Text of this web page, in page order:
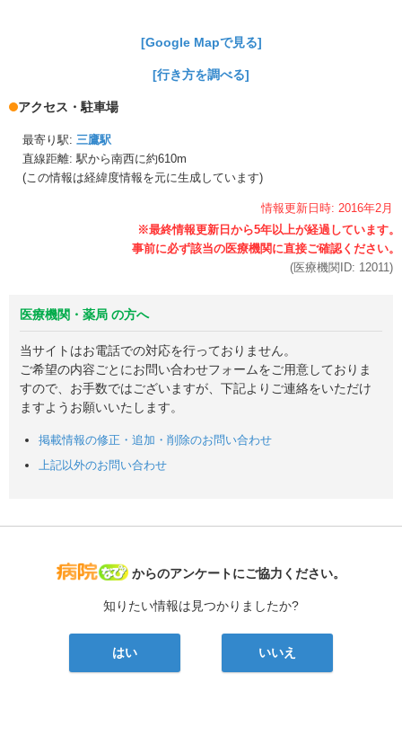
[Google Mapで見る]
[行き方を調べる]
アクセス・駐車場
最寄り駅: 三鷹駅
直線距離: 駅から南西に約610m
(この情報は経緯度情報を元に生成しています)
情報更新日時: 2016年2月
(医療機関ID: 12011 )
医療機関・薬局 の方へ
当サイトはお電話での対応を行っておりません。
ご希望の内容ごとにお問い合わせフォームをご用意しておりま
すので、お手数ではございますが、下記よりご連絡をいただけ
ますようお願いいたします。
掲載情報の修正・追加・削除のお問い合わせ
上記以外のお問い合わせ
病院なび
からのアンケートにご協力ください。
知りたい情報は見つかりましたか?
はい いいえ